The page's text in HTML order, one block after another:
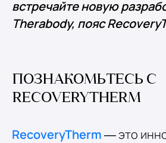
встречайте новую
Therabody, пояс
ПОЗНАКОМЬТЕСЬ С
RECOVERYTHERM
RecoveryTherm— это